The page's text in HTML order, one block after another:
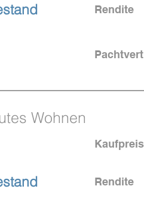
Rendite
Wohnen
Kaufpreis
Rendite